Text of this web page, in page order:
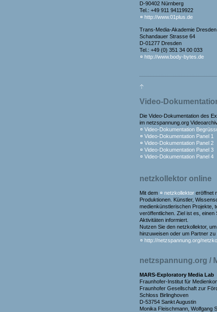
D-90402 Nürnberg
Tel.: +49 911 94119922
http://www.01plus.de
Trans-Media-Akademie
Schandauer Strasse 64
D-01277 Dresden
Tel.: +49 (0) 351 34 00 033
http://www.body-bytes.de
Video-
Die Video-Dokumentation des
im netzspannung.org
Video-Dokumentation
Video-Dokumentation Panel 1
Video-Dokumentation Panel 2
Video-Dokumentation Panel 3
Video-Dokumentation Panel 4
netzkollektor online
Mit dem netzkollektor eröffnet
Produktionen. Künstler,
medienkünstlerischen Projekte,
veröffentlichen. Ziel ist es,
Aktivitäten informiert.
Nutzen Sie den netzkollektor,
hinzuweisen oder um Partner zu
http://netzspannung.org/
netzspannung.org /
MARS-Exploratory Media Lab
Fraunhofer-Institut für
Fraunhofer Gesellschaft zur
Schloss Birlinghoven
D-53754 Sankt Augustin
Monika Fleischmann, Wolfgang